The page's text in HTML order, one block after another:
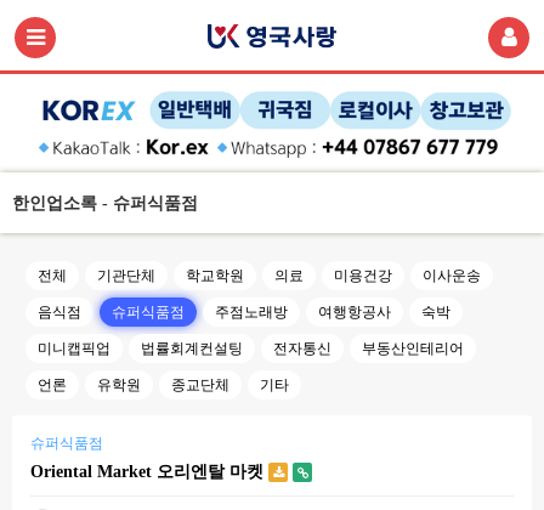
한인업소록 - 슈퍼식품점
전체 기관단체 학교학원 의료 미용건강 이사운송
음식점 슈퍼식품점 주점노래방 여행항공사 숙박
미니캡픽업 법률회계컨설팅 전자통신 부동산인테리어
언론 유학원 종교단체 기타
슈퍼식품점
Oriental Market 오리엔탈 마켓